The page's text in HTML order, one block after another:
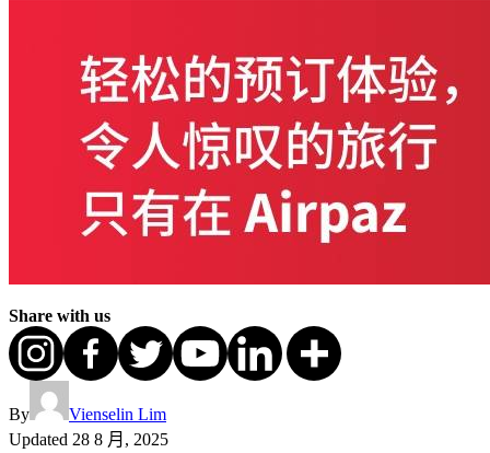
Share with us
By
Vienselin Lim
Updated 28 8 月, 2025